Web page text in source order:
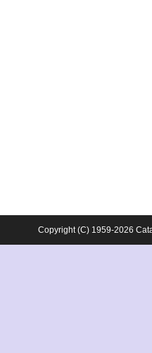
Copyright (C) 1959-2026